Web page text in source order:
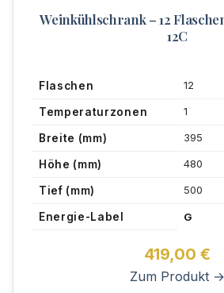
Weinkühlschrank – 12
12C
Flaschen 12
Temperaturzonen 1
Breite (mm) 395
Höhe (mm) 480
Tief (mm) 500
Energie-Label G
419,00 €
Zum Produkt →